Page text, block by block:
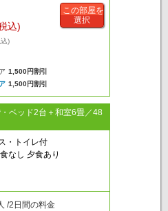
込)
)
1,500円割引
1,500円割引
この部屋を
選択
・ベッド2台＋和室6畳／48
・トイレ付
なし 夕食あり
/2日間の料金